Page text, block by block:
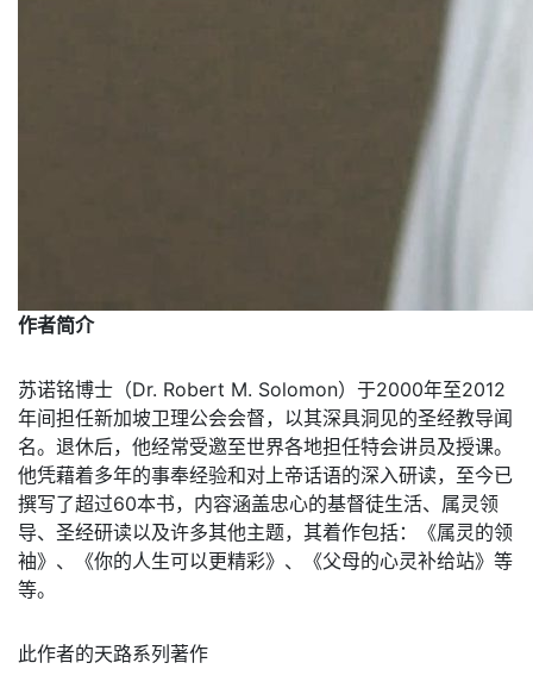
作者简介
苏诺铭博士（Dr. Robert M. Solomon）于2000年至2012
年间担任新加坡卫理公会会督，以其深具洞见的圣经教导闻
名。退休后，他经常受邀至世界各地担任特会讲员及授课。
他凭藉着多年的事奉经验和对上帝话语的深入研读，至今已
撰写了超过60本书，内容涵盖忠心的基督徒生活、属灵领
导、圣经研读以及许多其他主题，其着作包括：《属灵的领
袖》、《你的人生可以更精彩》、《父母的心灵补给站》等
等。
此作者的天路系列著作